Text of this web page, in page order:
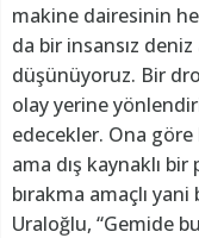
makine dairesinin
da bir insansız deniz
düşünüyoruz. Bir
olay yerine
edecekler. Ona göre
ama dış kaynaklı
bırakma amaçlı yani
Uraloğlu, “Gemide